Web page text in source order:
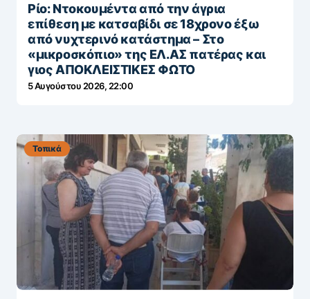
Ρίο: Ντοκουμέντα από την άγρια
επίθεση με κατσαβίδι σε 18χρονο έξω
από νυχτερινό κατάστημα – Στο
«μικροσκόπιο» της ΕΛ.ΑΣ πατέρας και
γιος ΑΠΟΚΛΕΙΣΤΙΚΕΣ ΦΩΤΟ
5 Αυγούστου 2026, 22:00
Τοπικά